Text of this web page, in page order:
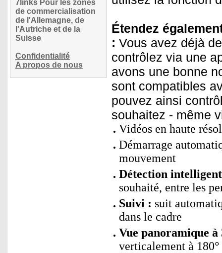
7links Pour les zones
de commercialisation
de l'Allemagne, de
l'Autriche et de la
Suisse
Confidentialité
A propos de nous
Étendez
: Vous avez déjà
contrôlez via une
avons une bonne
sont compatibles
pouvez ainsi
souhaitez - même
Vidéos en haute
Démarrage
mouvement
Détection
souhaité, entre les
Suivi : suit
dans le cadre
Vue panoramique à
verticalement à 180°